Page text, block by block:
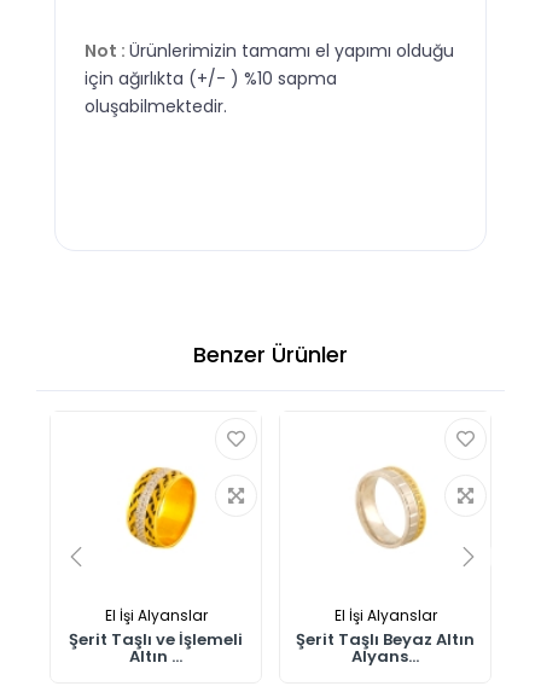
Not : Ürünlerimizin tamamı el yapımı olduğu
için ağırlıkta (+/- ) %10 sapma
oluşabilmektedir.
Benzer Ürünler
El İşi Alyanslar
Şerit Taşlı ve İşlemeli
Altın ...
El İşi Alyanslar
Şerit Taşlı Beyaz Altın
Alyans...